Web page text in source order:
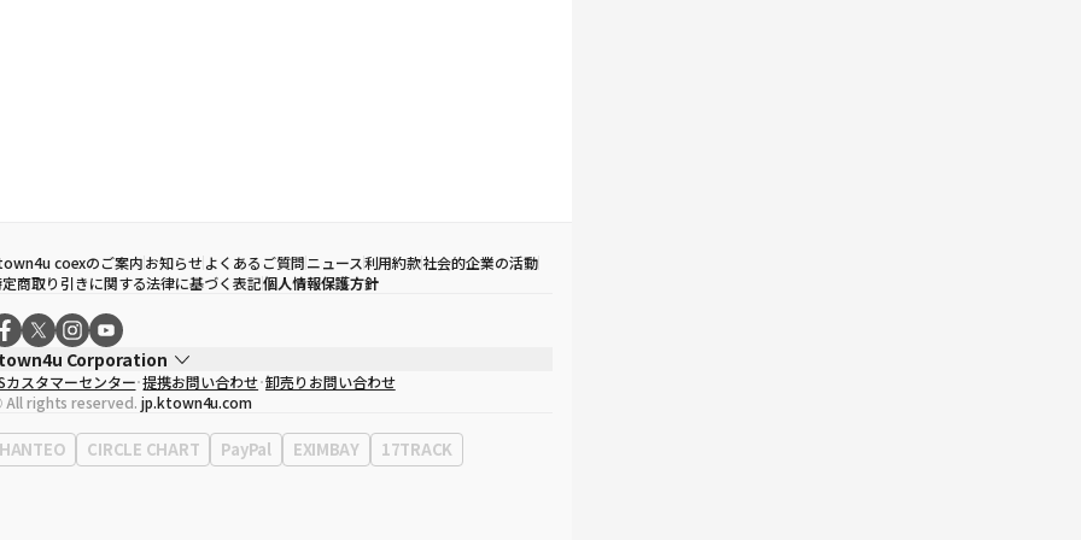
coexのご案内お知らせよくあるご質問ニュース利用約款社会的企業の活動
商取り引きに関する法律に基づく表記個人情報保護方針
Corporation
取締役
ソン・ヒョミン
業者登録番号120-87-71116
0120-23-7523
務所住所
ソウル特別市江南区永東大路513、3階(三成洞、coex)
カスタマーセンター 提携お問い合わせ 卸売りお問い合わせ
rights reserved. jp.ktown4u.com
HANTEO CIRCLE CHART PayPal EXIMBAY 17TRACK